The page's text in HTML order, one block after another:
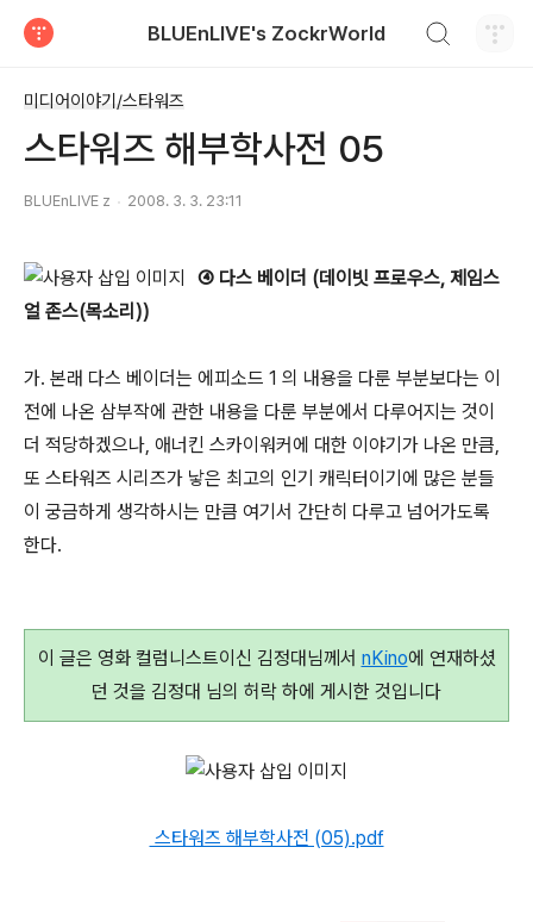
BLUEnLIVE's ZockrWorld
미디어이야기/스타워즈
스타워즈 해부학사전 05
BLUEnLIVE z 2008. 3. 3. 23:11
④ 다스 베이더 (데이빗 프로우스, 제임스
얼 존스(목소리))
가. 본래 다스 베이더는 에피소드 1 의 내용을 다룬 부분보다는 이
전에 나온 삼부작에 관한 내용을 다룬 부분에서 다루어지는 것이
더 적당하겠으나, 애너킨 스카이워커에 대한 이야기가 나온 만큼,
또 스타워즈 시리즈가 낳은 최고의 인기 캐릭터이기에 많은 분들
이 궁금하게 생각하시는 만큼 여기서 간단히 다루고 넘어가도록
한다.
이 글은 영화 컬럼니스트이신 김정대님께서 nKino에 연재하셨
던 것을 김정대 님의 허락 하에 게시한 것입니다
스타워즈 해부학사전 (05).pdf